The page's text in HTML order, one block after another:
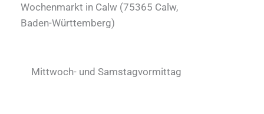
Wochenmarkt in Calw (75365 Calw,
Baden-Württemberg)
Mittwoch- und Samstagvormittag